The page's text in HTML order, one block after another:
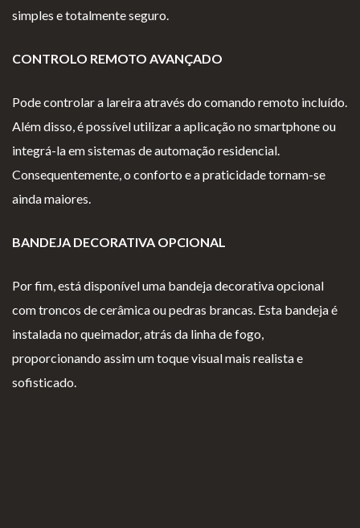
simples e totalmente seguro.
CONTROLO REMOTO AVANÇADO
Pode controlar a lareira através do comando remoto incluído.
Além disso, é possível utilizar a aplicação no smartphone ou
integrá-la em sistemas de automação residencial.
Consequentemente, o conforto e a praticidade tornam-se
ainda maiores.
BANDEJA DECORATIVA OPCIONAL
Por fim, está disponível uma bandeja decorativa opcional
com troncos de cerâmica ou pedras brancas. Esta bandeja é
instalada no queimador, atrás da linha de fogo,
proporcionando assim um toque visual mais realista e
sofisticado.